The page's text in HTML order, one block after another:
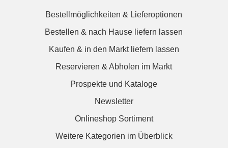
Bestellmöglichkeiten & Lieferoptionen
Bestellen & nach Hause liefern lassen
Kaufen & in den Markt liefern lassen
Reservieren & Abholen im Markt
Prospekte und Kataloge
Newsletter
Onlineshop Sortiment
Weitere Kategorien im Überblick